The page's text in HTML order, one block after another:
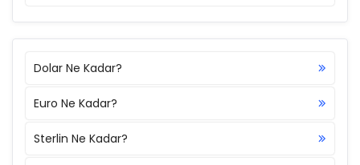
Dolar Ne Kadar?
Euro Ne Kadar?
Sterlin Ne Kadar?